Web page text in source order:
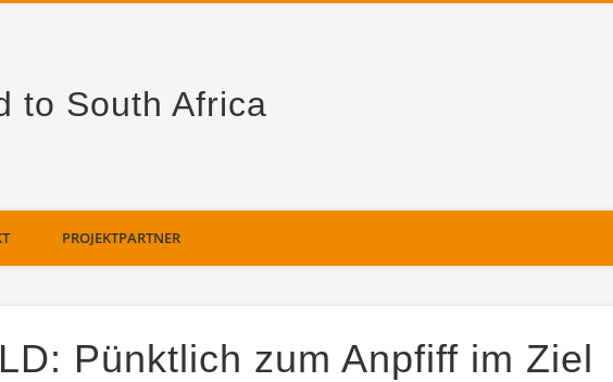
to South Africa
PROJEKTPARTNER
Pünktlich zum Anpfiff im Ziel